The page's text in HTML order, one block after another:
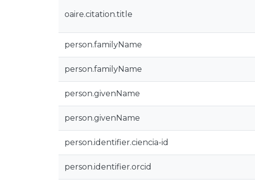
oaire.citation.title
person.familyName
person.familyName
person.givenName
person.givenName
person.identifier.ciencia-id
person.identifier.orcid